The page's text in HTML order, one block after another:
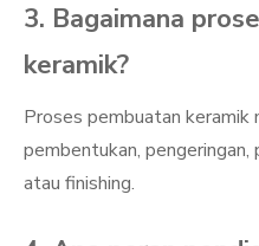
3. Bagaimana
keramik?
Proses pembuatan keramik
pembentukan, pengeringan,
atau finishing.